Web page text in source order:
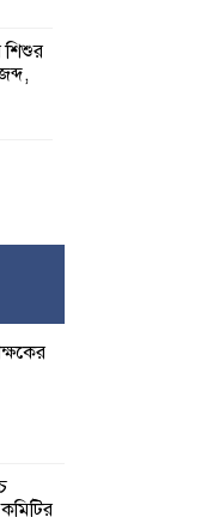
শিশুর